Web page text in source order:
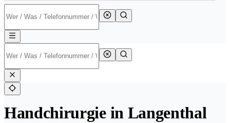
Handchirurgie in Langenthal